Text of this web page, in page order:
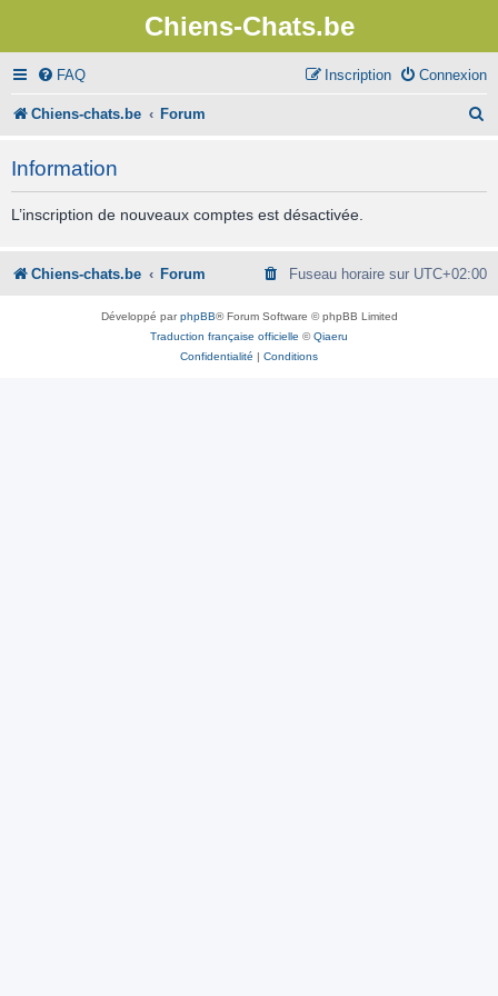
Chiens-Chats.be
FAQ Connexion
Inscription
Chiens-chats.be Forum
r
Information
L’inscription de nouveaux comptes est désactivée.
Chiens-chats.be Forum Fuseau horaire sur UTC+02:00
Développé parphpBB® Forum Software © phpBB Limited
Traduction française officielle ©Qiaeru
Confidentialité | Conditions